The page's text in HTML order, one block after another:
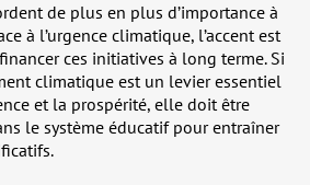
de plus en plus d’importance à
à l’urgence climatique, l’accent est
ces initiatives à long terme. Si
climatique est un levier essentiel
et la prospérité, elle doit être
le système éducatif pour entraîner